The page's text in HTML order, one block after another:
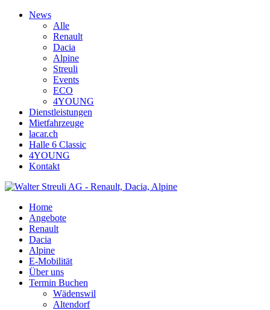
News
Alle
Renault
Dacia
Alpine
Streuli
Events
ECO
4YOUNG
Dienstleistungen
Mietfahrzeuge
lacar.ch
Halle 6 Classic
4YOUNG
Kontakt
Home
Angebote
Renault
Dacia
Alpine
E-Mobilität
Über uns
Termin Buchen
Wädenswil
Altendorf